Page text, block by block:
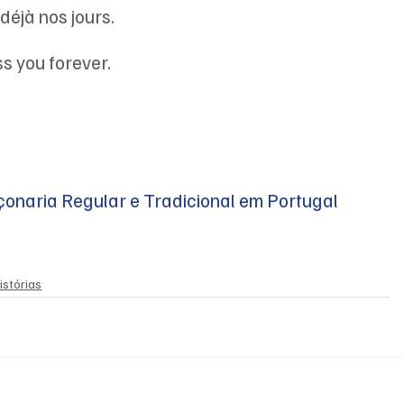
nos jours.
you forever.
Regular e Tradicional em Portugal